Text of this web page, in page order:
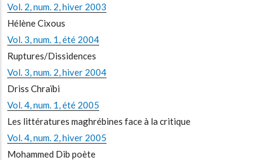
Vol. 2, num. 2, hiver 2003
Hélène Cixous
Vol. 3, num. 1, été 2004
Ruptures/Dissidences
Vol. 3, num. 2, hiver 2004
Driss Chraïbi
Vol. 4, num. 1, été 2005
Les littératures maghrébines face à la critique
Vol. 4, num. 2, hiver 2005
Mohammed Dib poète